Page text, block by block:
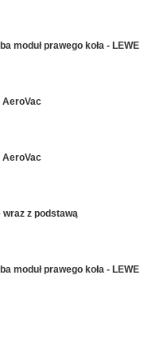
moduł prawego koła - LEWE
AeroVac
AeroVac
wraz z podstawą
moduł prawego koła - LEWE